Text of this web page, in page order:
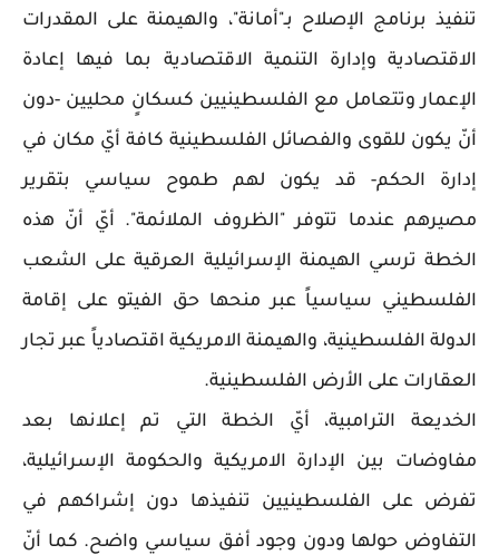
تنفيذ برنامج الإصلاح بـ"أمانة"، والهيمنة على المقدرات
الاقتصادية وإدارة التنمية الاقتصادية بما فيها إعادة
الإعمار وتتعامل مع الفلسطينيين كسكانٍ محليين -دون
أنّ يكون للقوى والفصائل الفلسطينية كافة أيّ مكان في
إدارة الحكم- قد يكون لهم طموح سياسي بتقرير
مصيرهم عندما تتوفر "الظروف الملائمة". أيّ أنّ هذه
الخطة ترسي الهيمنة الإسرائيلية العرقية على الشعب
الفلسطيني سياسياً عبر منحها حق الفيتو على إقامة
الدولة الفلسطينية، والهيمنة الامريكية اقتصادياً عبر تجار
العقارات على الأرض الفلسطينية.
الخديعة الترامبية، أيّ الخطة التي تم إعلانها بعد
مفاوضات بين الإدارة الامريكية والحكومة الإسرائيلية،
تفرض على الفلسطينيين تنفيذها دون إشراكهم في
التفاوض حولها ودون وجود أفق سياسي واضح. كما أنّ